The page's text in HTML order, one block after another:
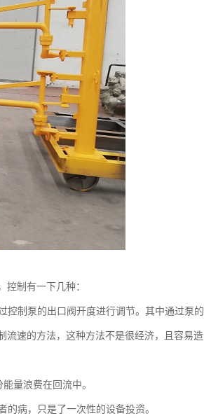
制有一下几种：
控制泵的出口阀开度进行调节。其中通过泵的
流速的方法，这种方法不是很经济，且容易造
量浪费在回流中。
病，只是了一次性的设备投资。